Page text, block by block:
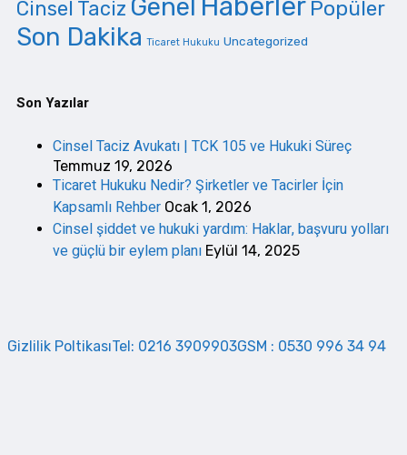
Cinsel Taciz Genel Popüler
Son Dakika Ticaret Hukuku Uncategorized
Son Yazılar
Cinsel Taciz Avukatı | TCK 105 ve Hukuki Süreç
Temmuz 19, 2026
Ticaret Hukuku Nedir? Şirketler ve Tacirler İçin
Kapsamlı Rehber Ocak 1, 2026
Cinsel şiddet ve hukuki yardım: Haklar, başvuru yolları
ve güçlü bir eylem planı Eylül 14, 2025
Gizlilik PoltikasıTel: 0216 3909903GSM : 0530 996 34 94